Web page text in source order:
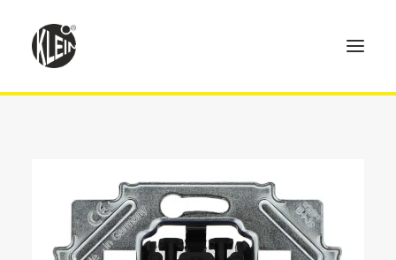
Produkte
Technik